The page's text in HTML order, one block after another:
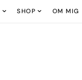
SHOP OM MIG